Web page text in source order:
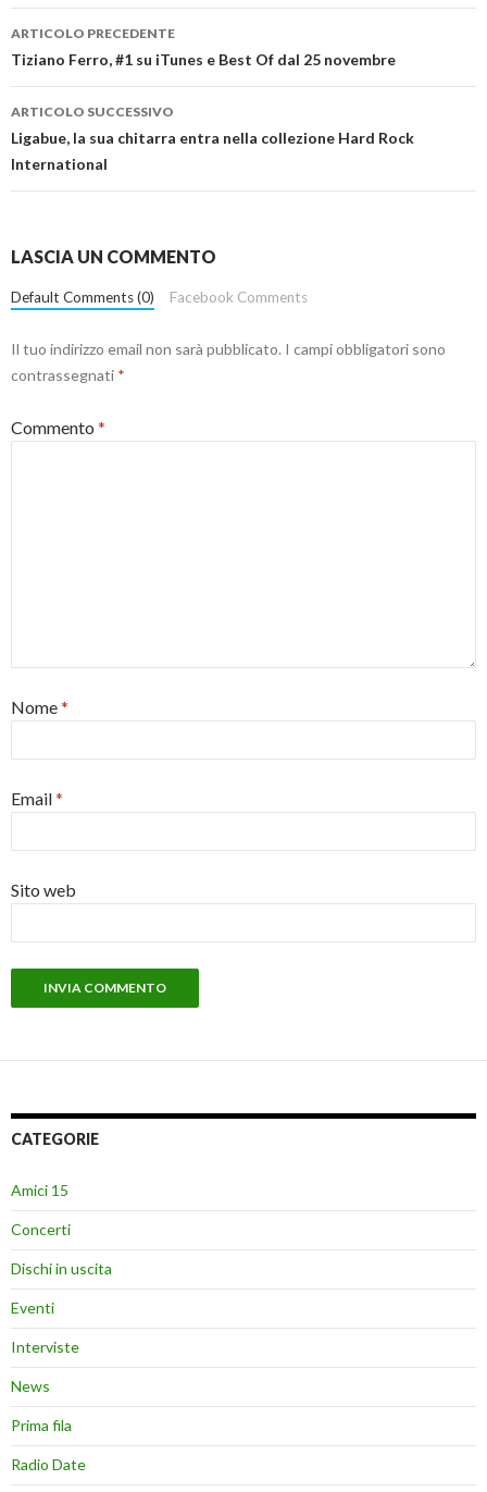
Navigazione
articolo
ARTICOLO PRECEDENTE
Tiziano Ferro, #1 su iTunes e Best Of dal 25 novembre
ARTICOLO SUCCESSIVO
Ligabue, la sua chitarra entra nella collezione Hard Rock
International
LASCIA UN COMMENTO
Default Comments (0) Facebook Comments
Il tuo indirizzo email non sarà pubblicato. I campi obbligatori sono
contrassegnati *
Commento *
Nome*
Email*
Sito web
CATEGORIE
Amici 15
Concerti
Dischi in uscita
Eventi
Interviste
News
Prima fila
Radio Date